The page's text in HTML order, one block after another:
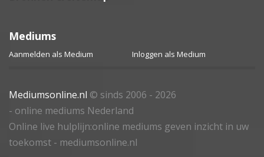
Mediums
Aanmelden als Medium Inloggen als Medium
Mediumsonline.nl © sinds 2006 - 2026
- online mediums Nederland
Online live hulplijn:online mediums geven inzicht in uw
toekomst - mediumsonline.nl